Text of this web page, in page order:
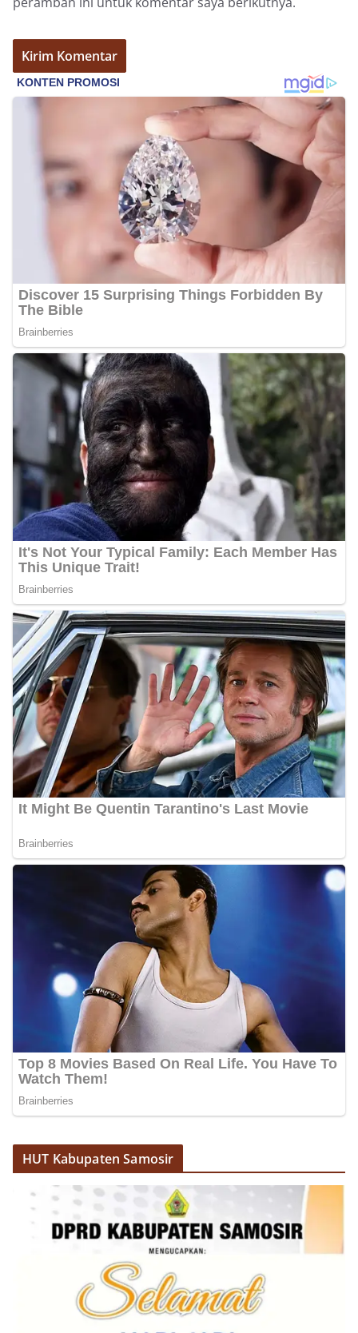
rangka menyambut Hari Ulang Tahun
Kemerdekaan Republik Indonesia yang ke-81,
Bhabinkamtibmas Kelurahan Sunggal, Aiptu
Muliyadi Suraukur, melaksanakan kegiatan
sambang Door to Door System (DDS) kepada
warga di wilayah Kelurahan Sunggal, Kecamatan
Medan Sunggal, pada Rabu (05/08/2026).‎‎Kegiatan
tersebut berlangsung sejak pukul 09.00 WIB
hingga selesai, menyasar rumah-rumah warga di
beberapa lingkungan yang ada di kelurahan
tersebut.‎Sambang Langsung ke Rumah
Warga‎Dalam kegiatan ini, Aiptu Muliyadi
Suraukur mendatangi warga secara langsung dari
rumah ke rumah untuk menjalin silaturahmi
sekaligus menyampaikan pesan-pesan
kamtibmas. Kehadiran petugas disambut baik
oleh warga, yang sebagian besar tengah bersiap
dengan berbagai persiapan di lingkungan
masing-masing.‎Dalam dialog yang berlangsung
akrab, Bhabinkamtibmas menyapa warga,
menanyakan kondisi keamanan dan kenyamanan
lingkungan tempat tinggal, serta membuka ruang
komunikasi dua arah agar warga dapat
menyampaikan keluhan maupun informasi terkait
situasi kamtibmas di sekitar mereka.‎‎‎Salah satu
poin utama yang disampaikan dalam kegiatan
sambang ini adalah imbauan kepada warga untuk
memasang bendera Merah Putih secara penuh,
bukan setengah tiang, sebagai bentuk
penghormatan dan rasa cinta tanah air
menjelang perayaan HUT Kemerdekaan RI.
Petugas mengingatkan bahwa pemasangan
bendera dengan benar merupakan salah satu
wujud nyata partisipasi masyarakat dalam
memperingati hari bersejarah bangsa
Indonesia.‎‎”Kami mengimbau kepada seluruh
warga agar mulai mempersiapkan dan memasang
bendera Merah Putih di depan rumah masing-
masing secara penuh. Ini adalah bentuk
penghormatan kita bersama terhadap
perjuangan para pahlawan yang telah merebut
kemerdekaan,” ujar Aiptu Muliyadi Suraukur saat
berdialog dengan warga.‎‎Ia juga menambahkan
agar warga memperhatikan kondisi bendera yang
akan dikibarkan, memastikan bendera dalam
keadaan bersih, tidak sobek, dan layak untuk
dikibarkan sebagai simbol kehormatan
negara.‎‎‎Selain menyampaikan imbauan terkait
dimanfaatkan sebagai sarana deteksi dini (early
warning) guna mengantisipasi potensi gangguan
keamanan dan ketertiban masyarakat
(Kamtibmas) di lingkungan tempat tinggal warga.
Melalui interaksi langsung tersebut,
Bhabinkamtibmas dapat menghimpun informasi
awal terkait situasi sosial, potensi kerawanan,
maupun hal-hal yang dapat mengganggu
kondusivitas wilayah, khususnya menjelang
perayaan HUT Kemerdekaan RI yang biasanya
diwarnai dengan berbagai kegiatan dan
keramaian warga.‎‎Dengan adanya deteksi dini ini,
diharapkan potensi gangguan keamanan dapat
diantisipasi sejak awal sehingga situasi di
Kelurahan Sunggal tetap terjaga aman, tertib,
dan kondusif hingga puncak perayaan HUT
Kemerdekaan RI berlangsung.‎‎Wujud Kedekatan
Polri dengan Masyarakat‎Kegiatan sambang Door
implementasi program Polri Presisi yang
mengedepankan kehadiran dan kedekatan
personel Kepolisian dengan masyarakat. Melalui
kegiatan semacam ini, Bhabinkamtibmas tidak
hanya berperan sebagai penyampai informasi
dan imbauan, tetapi juga sebagai mitra
masyarakat dalam menjaga keamanan lingkungan
secara bersama-sama.‎‎Kehadiran
Bhabinkamtibmas di tengah-tengah warga
diharapkan dapat semakin mempererat
hubungan kemitraan antara Polri dan
masyarakat, sekaligus membangun kesadaran
HUT Kabupaten Samosir